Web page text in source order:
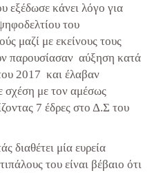
εξέδωσε κάνει λόγο για
του
μαζί με εκείνους τους
παρουσίασαν αύξηση κατά
2017 και έλαβαν
σχέση με τον αμέσως
7 έδρες στο Δ.Σ του
διαθέτει μία ευρεία
του είναι βέβαιο ότι